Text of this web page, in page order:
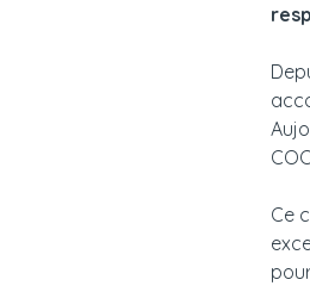
Ce